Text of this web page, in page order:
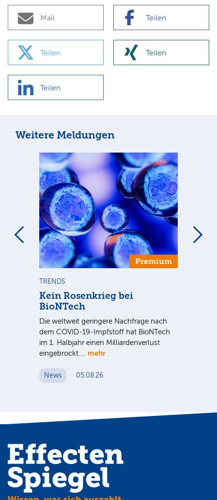
Mail Teilen
Teilen Teilen
Teilen
Weitere Meldungen
Premium
TRENDS
Kein Rosenkrieg bei
BioNTech
Die weltweit geringere Nachfrage nach
dem COVID-19-Impfstoff hat BioNTech
im 1. Halbjahr einen Milliardenverlust
eingebrockt.… mehr
News 05.08.26